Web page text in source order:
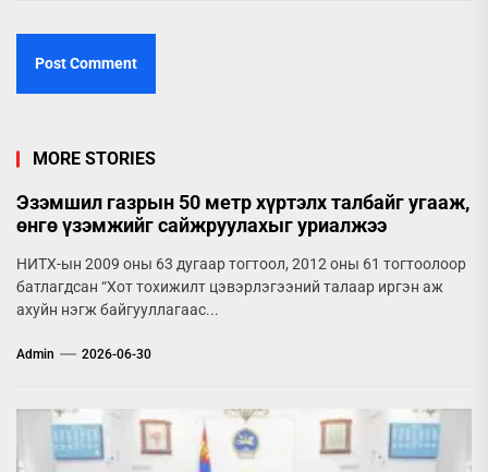
MORE STORIES
Эзэмшил газрын 50 метр хүртэлх талбайг угааж,
өнгө үзэмжийг сайжруулахыг уриалжээ
НИТХ-ын 2009 оны 63 дугаар тогтоол, 2012 оны 61 тогтоолоор
батлагдсан “Хот тохижилт цэвэрлэгээний талаар иргэн аж
ахуйн нэгж байгууллагаас...
Admin 2026-06-30